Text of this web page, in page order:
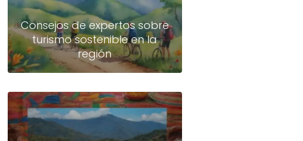
Consejos de expertos sobre
turismo sostenible en la
región